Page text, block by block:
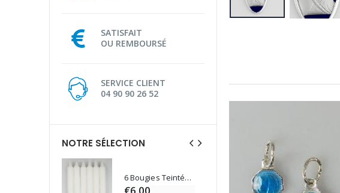
SATISFAIT
OU REMBOURSÉ
SERVICE CLIENT
04 90 90 26 52
NOTRE SÉLECTION
6 Bougies Teintées Masse Couleur Blanche
€6.00